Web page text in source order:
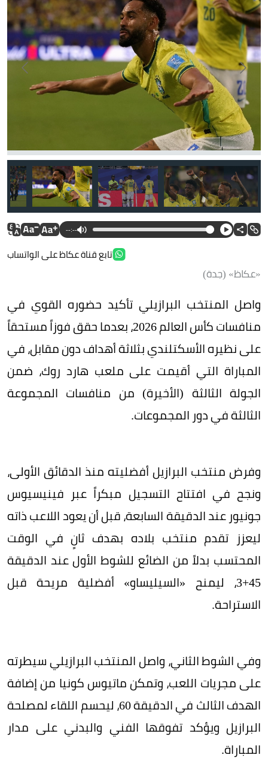
--:--
تابع قناة عكاظ على الواتساب
«عكاظ» (جدة)
واصل المنتخب البرازيلي تأكيد حضوره القوي في
منافسات كأس العالم 2026، بعدما حقق فوزاً مستحقاً
على نظيره الأسكتلندي بثلاثة أهداف دون مقابل، في
المباراة التي أقيمت على ملعب هارد روك، ضمن
الجولة الثالثة (الأخيرة) من منافسات المجموعة
الثالثة في دور المجموعات.
وفرض منتخب البرازيل أفضليته منذ الدقائق الأولى،
ونجح في افتتاح التسجيل مبكراً عبر فينيسيوس
جونيور عند الدقيقة السابعة، قبل أن يعود اللاعب ذاته
ليعزز تقدم منتخب بلاده بهدف ثانٍ في الوقت
المحتسب بدلاً من الضائع للشوط الأول عند الدقيقة
45+3، ليمنح «السيليساو» أفضلية مريحة قبل
الاستراحة.
وفي الشوط الثاني، واصل المنتخب البرازيلي سيطرته
على مجريات اللعب، وتمكن ماتيوس كونيا من إضافة
الهدف الثالث في الدقيقة 60، ليحسم اللقاء لمصلحة
البرازيل ويؤكد تفوقها الفني والبدني على مدار
المباراة.